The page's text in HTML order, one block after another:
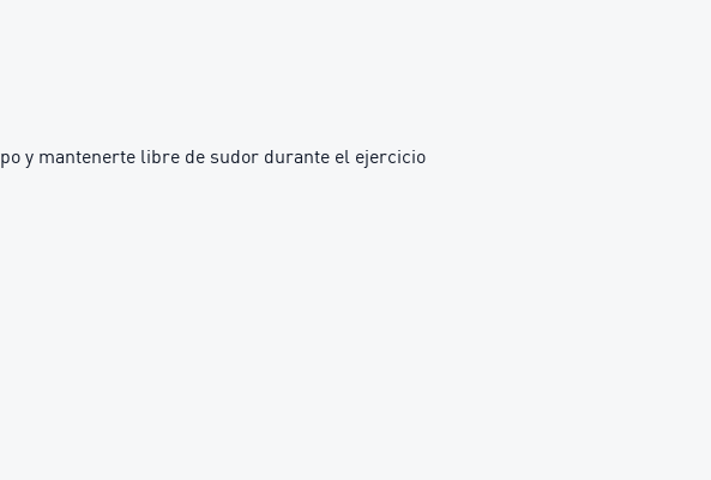
y mantenerte libre de sudor durante el ejercicio